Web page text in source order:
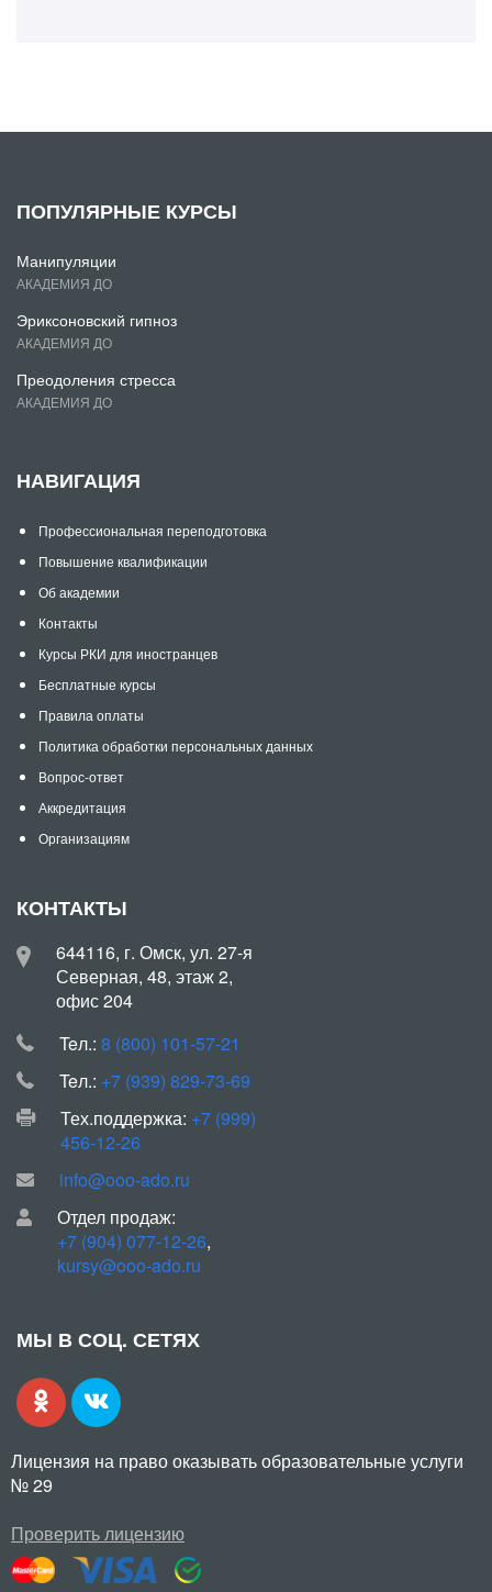
ПОПУЛЯРНЫЕ КУРСЫ
Манипуляции
АКАДЕМИЯ ДО
Эриксоновский гипноз
АКАДЕМИЯ ДО
Преодоления стресса
АКАДЕМИЯ ДО
НАВИГАЦИЯ
Профессиональная переподготовка
Повышение квалификации
Об академии
Контакты
Курсы РКИ для иностранцев
Бесплатные курсы
Правила оплаты
Политика обработки персональных данных
Вопрос-ответ
Аккредитация
Организациям
КОНТАКТЫ
644116, г. Омск, ул. 27-я
Северная, 48, этаж 2,
офис 204
Teл.: 8 (800) 101-57-21
Teл.: +7 (939) 829-73-69
Тех.поддержка: +7 (999)
456-12-26
info@ooo-ado.ru
Отдел продаж:
+7 (904) 077-12-26,
kursy@ooo-ado.ru
МЫ В СОЦ. СЕТЯХ
Лицензия на право оказывать образовательные услуги
№ 29
Проверить лицензию